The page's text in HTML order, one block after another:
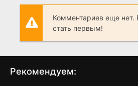
Комментариев еще
стать первым!
Рекомендуем: